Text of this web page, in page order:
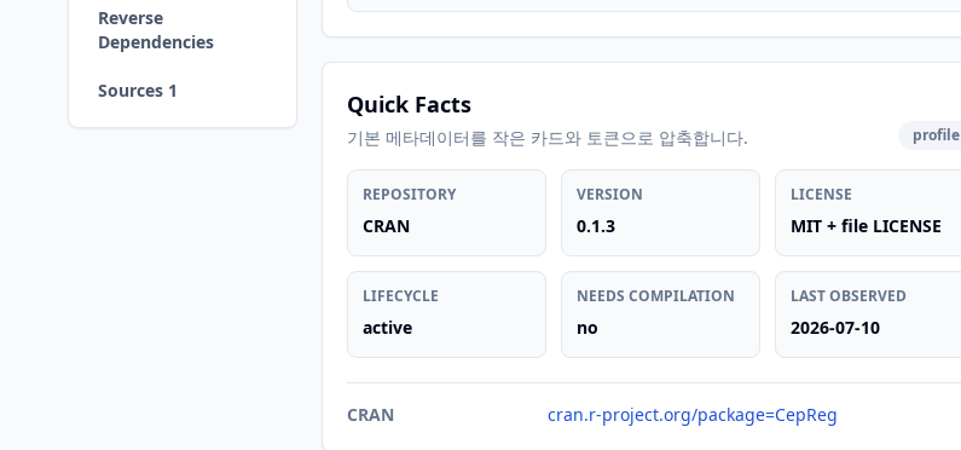
Reverse
Dependencies
Sources 1 Quick Facts
기본 메타데이터를 작은 카드와 토큰으로 압축합니다. profile
REPOSITORY
CRAN
VERSION
0.1.3
LICENSE
MIT + file LICENSE
LIFECYCLE
active
NEEDS COMPILATION
no
LAST OBSERVED
2026-07-10
CRAN cran.r-project.org/package=CepReg